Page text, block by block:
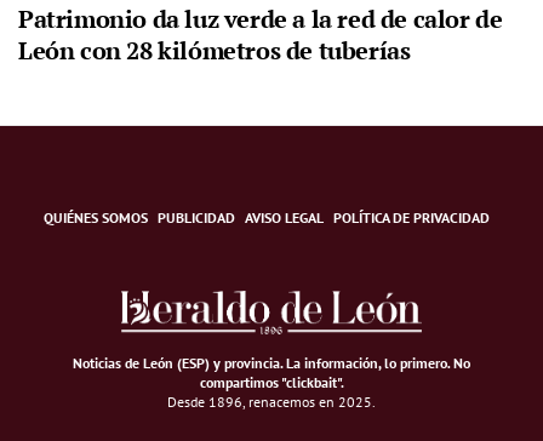
Patrimonio da luz verde a la red de calor de
León con 28 kilómetros de tuberías
QUIÉNES SOMOS PUBLICIDAD AVISO LEGAL POLÍTICA DE PRIVACIDAD
Noticias de León (ESP) y provincia. La información, lo primero.No
compartimos "clickbait".
Desde 1896, renacemos en 2025.